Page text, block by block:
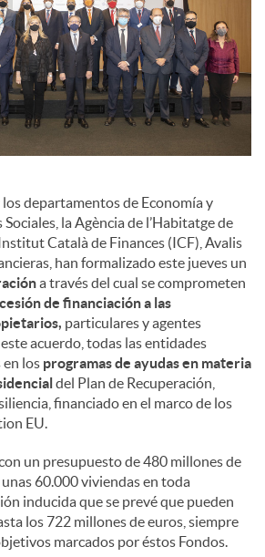
los departamentos de Economía y
la Agència de l’Habitatge de
Català de Finances (ICF), Avalis
han formalizado este jueves un
a través del cual se comprometen
de financiación a las
particulares y agentes
acuerdo, todas las entidades
los programas de ayudas en materia
del Plan de Recuperación,
financiado en el marco de los
EU.
con un presupuesto de 480 millones de
60.000 viviendas en toda
inducida que se prevé que pueden
los 722 millones de euros, siempre
marcados por éstos Fondos.